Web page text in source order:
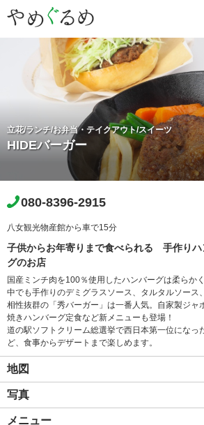
立花/ランチ/お弁当・テイクアウト/スイーツ
HIDEバーガー
080-8396-2915
八女観光物産館から車で15分
子供からお年寄りまで食べられる 手作りハ
グのお店
国産ミンチ肉を100％使用したハンバーグは柔らか
中でも手作りのデミグラスソース、タルタルソース
相性抜群の「秀バーガー」は一番人気。自家製ジャ
焼きハンバーグ定食など新メニューも登場！
道の駅ソフトクリーム総選挙で西日本第一位になっ
ど、食事からデザートまで楽しめます。
地図
写真
メニュー